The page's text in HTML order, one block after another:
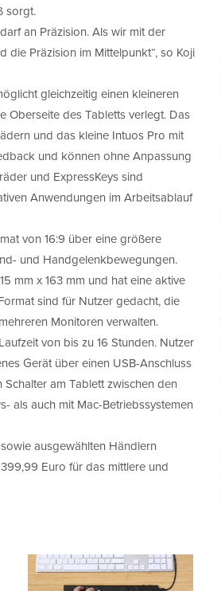
sorgt.
an Präzision. Als wir mit der
die Präzision im Mittelpunkt“, so Koji
gleichzeitig einen kleineren
Oberseite des Tabletts verlegt. Das
und das kleine Intuos Pro mit
und können ohne Anpassung
und ExpressKeys sind
Anwendungen im Arbeitsablauf
von 16:9 über eine größere
und Handgelenkbewegungen.
mm x 163 mm und hat eine aktive
sind für Nutzer gedacht, die
Monitoren verwalten.
von bis zu 16 Stunden. Nutzer
Gerät über einen USB-Anschluss
am Tablett zwischen den
als auch mit Mac-Betriebssystemen
ausgewählten Händlern
Euro für das mittlere und